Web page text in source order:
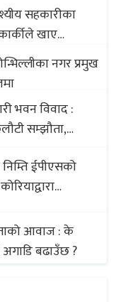
सहकारीका
खाए
नगर प्रमुख
भवन विवाद :
सम्झौता,
ईपीएसको
आवाज : के
बढाउँछ ?